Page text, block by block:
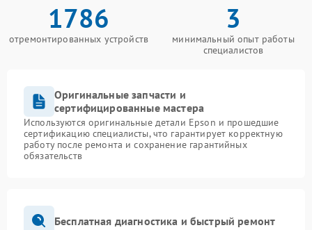
1786
отремонтированных устройств
3
минимальный опыт работы
специалистов
Оригинальные запчасти и
сертифицированные мастера
Используются оригинальные детали Epson и прошедшие
сертификацию специалисты, что гарантирует корректную
работу после ремонта и сохранение гарантийных
обязательств
Бесплатная диагностика и быстрый ремонт